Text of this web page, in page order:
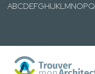
ABCDEFGHIJKLMNOPQ